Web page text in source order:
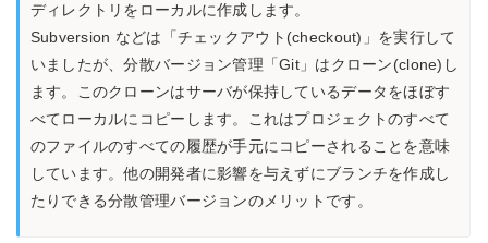
ディレクトリをローカルに作成します。
Subversion などは「チェックアウト(checkout)」を実行して
いましたが、分散バージョン管理「Git」はクローン(clone)し
ます。このクローンはサーバが保持しているデータをほぼす
べてローカルにコピーします。これはプロジェクトのすべて
のファイルのすべての履歴が手元にコピーされることを意味
しています。他の開発者に影響を与えずにブランチを作成し
たりできる分散管理バージョンのメリットです。